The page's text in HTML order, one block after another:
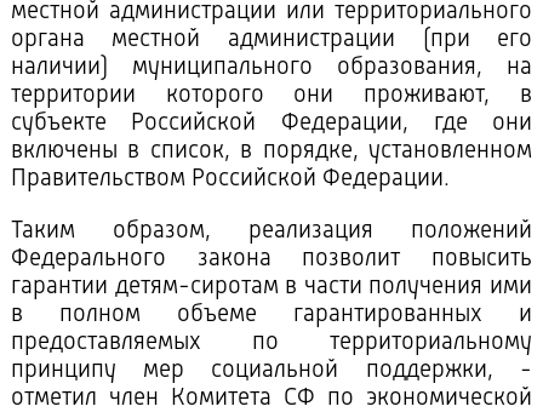
местной администрации или территориального
органа местной администрации (при его
наличии) муниципального образования, на
территории которого они проживают, в
субъекте Российской Федерации, где они
включены в список, в порядке, установленном
Правительством Российской Федерации.
Таким образом, реализация положений
Федерального закона позволит повысить
гарантии детям-сиротам в части получения ими
в полном объеме гарантированных и
предоставляемых по территориальному
принципу мер социальной поддержки, -
отметил член Комитета СФ по экономической